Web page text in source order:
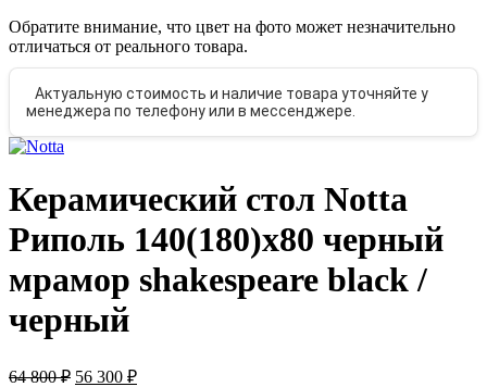
Обратите внимание, что цвет на фото может незначительно
отличаться от реального товара.
Актуальную стоимость и наличие товара уточняйте у
менеджера по телефону или в мессенджере.
Керамический стол Notta
Риполь 140(180)х80 черный
мрамор shakespeare black /
черный
64 800₽ 56 300 ₽